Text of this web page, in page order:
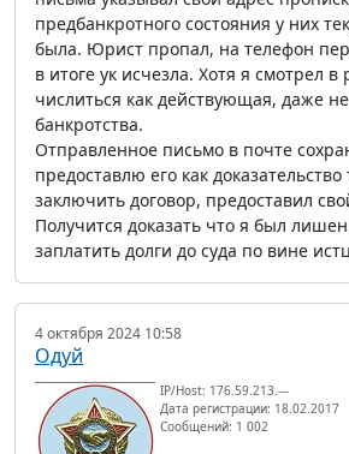
предбанкротного состояния у них
была. Юрист пропал, на телефон
в итоге ук исчезла. Хотя я смотрел в
числиться как действующая, даже
банкротства.
Отправленное письмо в почте
предоставлю его как
заключить договор, предоставил
Получится доказать что я был
заплатить долги до суда по вине
4 октября 2024 10:58
Одуй
IP/Host: 176.59.213.---
Дата регистрации: 18.02.2017
Сообщений: 1 002